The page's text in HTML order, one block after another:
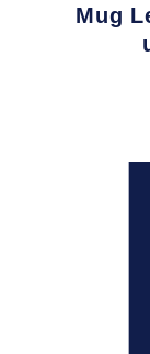
Mug